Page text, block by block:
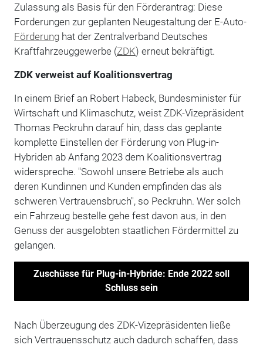
Zulassung als Basis für den Förderantrag: Diese
Forderungen zur geplanten Neugestaltung der E-Auto-
Förderunghat der Zentralverband Deutsches
Kraftfahrzeuggewerbe (ZDK) erneut bekräftigt.
ZDK verweist auf Koalitionsvertrag
In einem Brief an Robert Habeck, Bundesminister für
Wirtschaft und Klimaschutz, weist ZDK-Vizepräsident
Thomas Peckruhn darauf hin, dass das geplante
komplette Einstellen der Förderung von Plug-in-
Hybriden ab Anfang 2023 dem Koalitionsvertrag
widerspreche. "Sowohl unsere Betriebe als auch
deren Kundinnen und Kunden empfinden das als
schweren Vertrauensbruch", so Peckruhn. Wer solch
ein Fahrzeug bestelle gehe fest davon aus, in den
Genuss der ausgelobten staatlichen Fördermittel zu
gelangen.
Zuschüsse für Plug-in-Hybride: Ende 2022 soll
Schluss sein
Nach Überzeugung des ZDK-Vizepräsidenten ließe
sich Vertrauensschutz auch dadurch schaffen, dass